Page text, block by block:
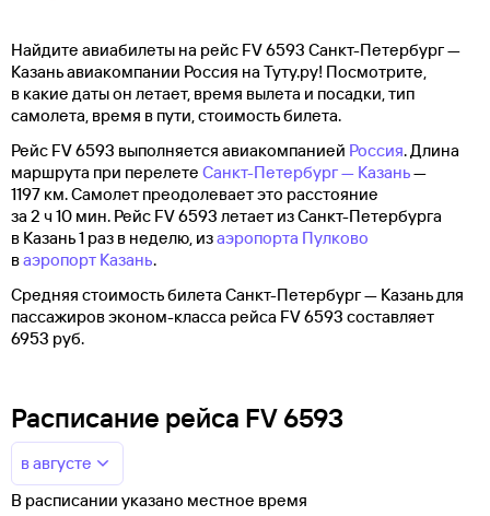
Найдите авиабилеты на рейс FV 6593 Санкт-Петербург —
Казань авиакомпании Россия на Туту.ру! Посмотрите,
в какие даты он летает, время вылета и посадки, тип
самолета, время в пути, стоимость билета.
Рейс FV 6593 выполняется авиакомпанией Россия. Длина
маршрута при перелете Санкт-Петербург — Казань—
1197 км. Самолет преодолевает это расстояние
за 2 ч 10 мин. Рейс FV 6593 летает из Санкт-Петербурга
в Казань 1 раз в неделю, изаэропорта Пулково
ваэропорт Казань.
Средняя стоимость билета Санкт-Петербург — Казань для
пассажиров эконом-класса рейса FV 6593 составляет
6953 руб.
Расписание рейса FV 6593
в августе
В расписании указано местное время